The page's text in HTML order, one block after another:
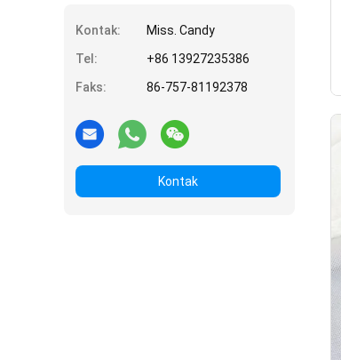
Kontak:
Miss. Candy
Tel:
+86 13927235386
Faks:
86-757-81192378
Kontak